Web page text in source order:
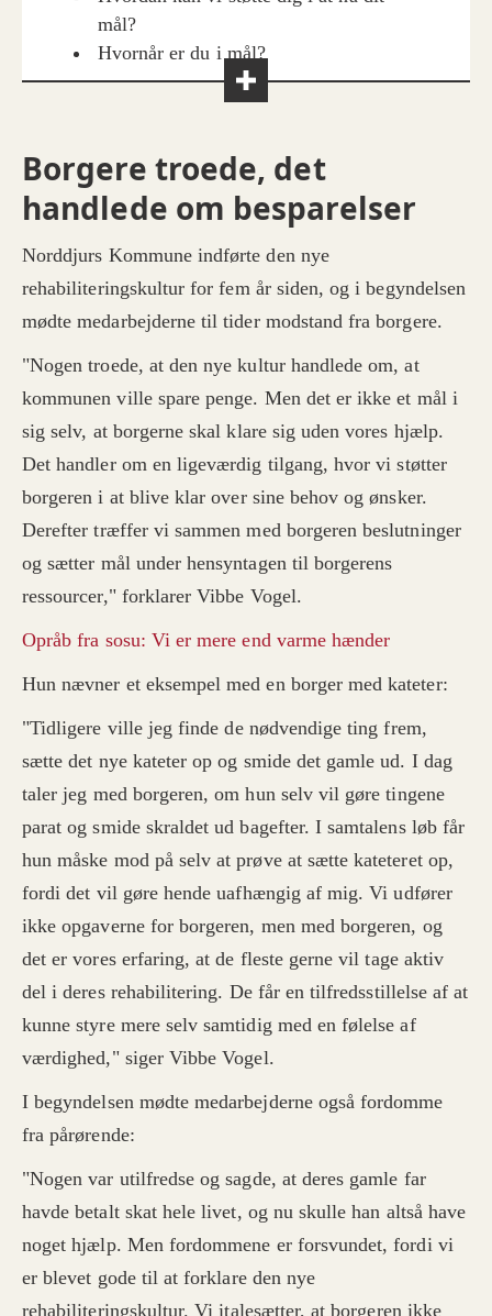
mål?
Hvornår er du i mål?
Borgere troede, det
handlede om besparelser
Norddjurs Kommune indførte den nye
rehabiliteringskultur for fem år siden, og i begyndelsen
mødte medarbejderne til tider modstand fra borgere.
"Nogen troede, at den nye kultur handlede om, at
kommunen ville spare penge. Men det er ikke et mål i
sig selv, at borgerne skal klare sig uden vores hjælp.
Det handler om en ligeværdig tilgang, hvor vi støtter
borgeren i at blive klar over sine behov og ønsker.
Derefter træffer vi sammen med borgeren beslutninger
og sætter mål under hensyntagen til borgerens
ressourcer," forklarer Vibbe Vogel.
Opråb fra sosu: Vi er mere end varme hænder
Hun nævner et eksempel med en borger med kateter:
"Tidligere ville jeg finde de nødvendige ting frem,
sætte det nye kateter op og smide det gamle ud. I dag
taler jeg med borgeren, om hun selv vil gøre tingene
parat og smide skraldet ud bagefter. I samtalens løb får
hun måske mod på selv at prøve at sætte kateteret op,
fordi det vil gøre hende uafhængig af mig. Vi udfører
ikke opgaverne for borgeren, men med borgeren, og
det er vores erfaring, at de fleste gerne vil tage aktiv
del i deres rehabilitering. De får en tilfredsstillelse af at
kunne styre mere selv samtidig med en følelse af
værdighed," siger Vibbe Vogel.
I begyndelsen mødte medarbejderne også fordomme
fra pårørende:
"Nogen var utilfredse og sagde, at deres gamle far
havde betalt skat hele livet, og nu skulle han altså have
noget hjælp. Men fordommene er forsvundet, fordi vi
er blevet gode til at forklare den nye
rehabiliteringskultur. Vi italesætter, at borgeren ikke